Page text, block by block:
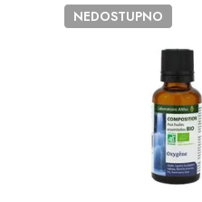
NEDOSTUPNO